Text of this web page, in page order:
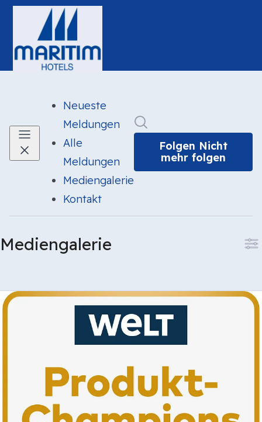
Neueste
Meldungen
Alle
Meldungen
Mediengalerie
Kontakt
Folgen Nicht
mehr folgen
Mediengalerie